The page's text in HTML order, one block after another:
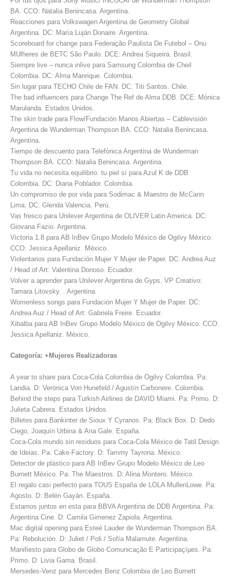
BA. CCO: Natalia Benincasa. Argentina.
Reacciones para Volkswagen Argentina de Geometry Global
Argentina. DC: María Luján Donaire. Argentina.
Scoreboard for change para Federação Paulista De Futebol – Onu
MUlheres de BETC São Paulo. DCE: Andrea Siqueira. Brasil.
Siempre live – nunca inlive para Samsung Colombia de Cheil
Colombia. DC: Alma Manrique. Colombia.
Sin lugar para TECHO Chile de FAN. DC: Titi Santos. Chile.
The bad influencers para Change The Ref de Alma DDB. DCE: Mónica
Marulanda. Estados Unidos.
The skin trade para Flow/Fundación Manos Abiertas – Cablevisión
Argentina de Wunderman Thompson BA. CCO: Natalia Benincasa.
Argentina.
Tiempo de descuento para Telefónica Argentina de Wunderman
Thompson BA. CCO: Natalia Benincasa. Argentina.
Tu vida no necesita equilibrio. tu piel sí para Azul K de DDB
Colombia. DC: Diana Poblador. Colombia.
Un compromiso de por vida para Sodimac & Maestro de McCann
Lima. DC: Glenda Valencia. Perú.
Vas fresco para Unilever Argentina de OLIVER Latin America. DC:
Giovana Fazio. Argentina.
Victoria 1.8 para AB InBev Grupo Modelo México de Ogilvy México.
CCO: Jessica Apellaniz. México.
Violentarios para Fundación Mujer Y Mujer de Paper. DC: Andrea Auz
/ Head of Art: Valentina Donoso. Ecuador.
Volver a aprender para Unilever Argentina de Gyps. VP Creativo:
Tamara Litovsky. . Argentina.
Womenless songs para Fundación Mujer Y Mujer de Paper. DC:
Andrea Auz / Head of Art: Gabriela Freire. Ecuador.
Xibalba para AB InBev Grupo Modelo México de Ogilvy México. CCO:
Jessica Apellaniz. México.
Categoría: +Mujeres Realizadoras
A year to share para Coca-Cola Colombia de Ogilvy Colombia. Pa:
Landia. D: Verónica Von Hunefeld / Agustín Carbonere. Colombia.
Behind the steps para Turkish Airlines de DAVID Miami. Pa: Primo. D:
Julieta Cabrera. Estados Unidos.
Billetes para Bankinter de Sioux Y Cyranos. Pa: Black Box. D: Dedo
Ciego, Joaquín Urbina & Ana Gale. España.
Coca-Cola mundo sin residuos para Coca-Cola México de Tatil Design
de Ideias. Pa: Cake-Factory. D: Tammy Tayrona. México.
Detector de plástico para AB InBev Grupo Modelo México de Leo
Burnett México. Pa: The Maestros. D: Alina Montero. México.
El regalo casi perfecto para TOUS España de LOLA MullenLowe. Pa:
Agosto. D: Belén Gayán. España.
Estamos juntos en esta para BBVA Argentina de DDB Argentina. Pa:
Argentina Cine. D: Camila Gimenez Zapiola. Argentina.
Mac digital opening para Esteé Lauder de Wunderman Thompson BA.
Pa: Rebolución. D: Juliet / Poli / Sofía Malamute. Argentina.
Manifiesto para Globo de Globo Comunicação E Participaçíµes. Pa:
Primo. D: Livia Gama. Brasil.
Mersedes-Venz para Mercedes Benz Colombia de Leo Burnett